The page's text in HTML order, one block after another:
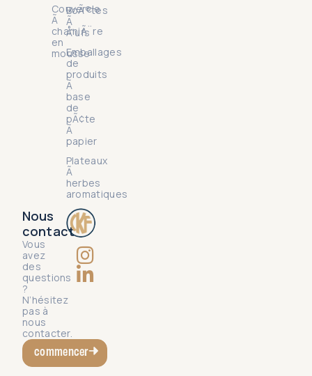
BoÃ®tes
Ã
Å“ufs
Emballages
de
produits
Ã
base
de
pÃ¢te
Ã
papier
Plateaux
Ã
herbes
aromatiques
Couvercle
Ã
charniÃ¨re
en
mousse
Nous
contact
Vous
avez
des
questions
?
N’hésitez
pas à
nous
contacter.
commencer